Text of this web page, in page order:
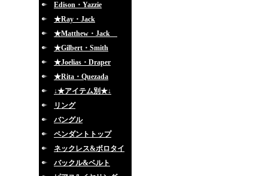
Edison・Yazzie
★Ray・Jack
★Matthew・Jack
★Gilbert・Smith
★Joelias・Draper
★Rita・Quezada
↓★アイテム別★↓
リング
バングル
ペンダントトップ
ネックレス&ボロタイ
バックル&ベルト